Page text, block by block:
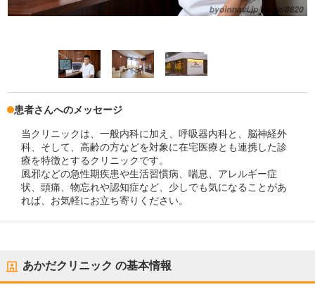
患者さんへのメッセージ
当クリニックは、一般内科に加え、呼吸器内科と、脳神経外
科、そして、高齢の方などを対象に在宅医療とも連携した診
療を特徴とするクリニックです。
風邪などの急性期疾患や生活習慣病、喘息、アレルギー症
状、頭痛、物忘れや認知症など、少しでも気になることがあ
れば、お気軽にお立ち寄りください。
あかだクリニック の基本情報